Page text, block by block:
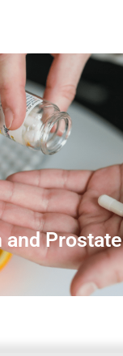
and Prostate